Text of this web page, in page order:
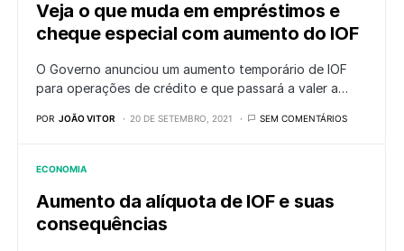
Veja o que muda em empréstimos e
cheque especial com aumento do IOF
O Governo anunciou um aumento temporário de IOF
para operações de crédito e que passará a valer a…
POR JOÃO VITOR 20 DE SETEMBRO, 2021 SEM COMENTÁRIOS
ECONOMIA
Aumento da alíquota de IOF e suas
consequências